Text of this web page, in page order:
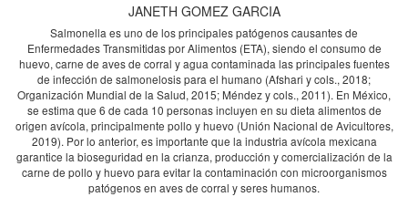
JANETH GOMEZ GARCIA
Salmonella es uno de los principales patógenos causantes de
Enfermedades Transmitidas por Alimentos (ETA), siendo el consumo de
huevo, carne de aves de corral y agua contaminada las principales fuentes
de infección de salmonelosis para el humano (Afshari y cols., 2018;
Organización Mundial de la Salud, 2015; Méndez y cols., 2011). En México,
se estima que 6 de cada 10 personas incluyen en su dieta alimentos de
origen avícola, principalmente pollo y huevo (Unión Nacional de Avicultores,
2019). Por lo anterior, es importante que la industria avícola mexicana
garantice la bioseguridad en la crianza, producción y comercialización de la
carne de pollo y huevo para evitar la contaminación con microorganismos
patógenos en aves de corral y seres humanos.